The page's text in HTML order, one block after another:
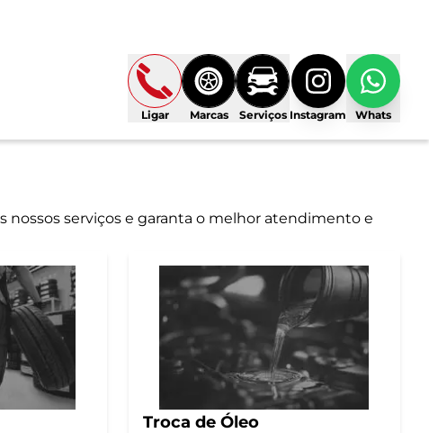
Ligar Marcas Serviços Instagram Whats
nossos serviços e garanta o melhor atendimento e
Troca de Óleo